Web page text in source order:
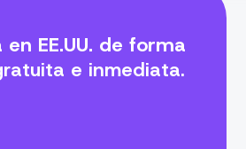
EE.UU. de forma
e inmediata.